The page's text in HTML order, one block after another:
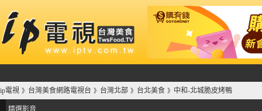
ip電視 》 台灣美食網路電視台 》 台灣北部 》 台北美食 》 中和-北城脆皮烤鴨
精選影音